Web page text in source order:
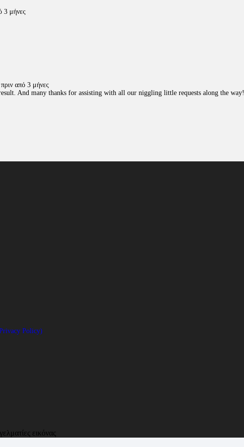
3 μήνες
πριν από 3 μήνες
And many thanks for assisting with all our niggling little requests along the way!
Policy)